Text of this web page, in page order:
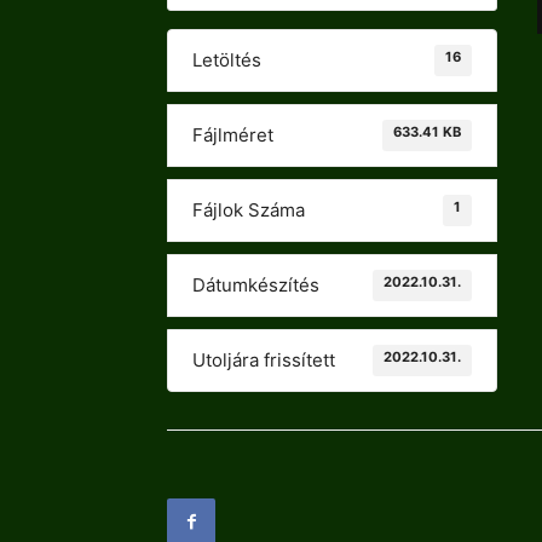
Letöltés 16
Fájlméret 633.41 KB
Fájlok Száma 1
Dátumkészítés 2022.10.31.
Utoljára frissített 2022.10.31.